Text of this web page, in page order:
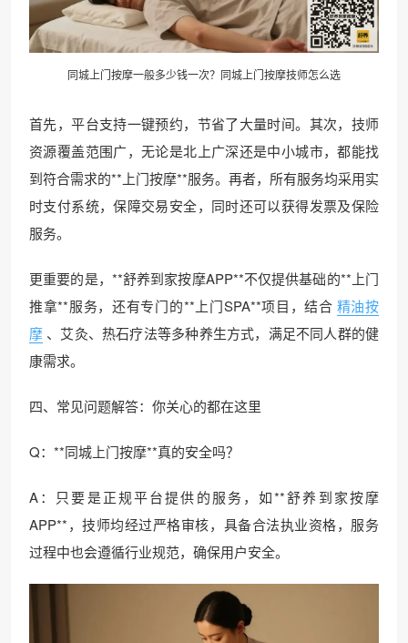
同城上门按摩一般多少钱一次？同城上门按摩技师怎么选
首先，平台支持一键预约，节省了大量时间。其次，技师
资源覆盖范围广，无论是北上广深还是中小城市，都能找
到符合需求的**上门按摩**服务。再者，所有服务均采用实
时支付系统，保障交易安全，同时还可以获得发票及保险
服务。
更重要的是，**舒养到家按摩APP**不仅提供基础的**上门
推拿**服务，还有专门的**上门SPA**项目，结合 精油按
摩 、艾灸、热石疗法等多种养生方式，满足不同人群的健
康需求。
四、常见问题解答：你关心的都在这里
Q：**同城上门按摩**真的安全吗？
A：只要是正规平台提供的服务，如**舒养到家按摩
APP**，技师均经过严格审核，具备合法执业资格，服务
过程中也会遵循行业规范，确保用户安全。